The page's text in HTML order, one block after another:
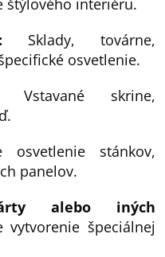
Sklady, továrne,
osvetlenie.
Vstavané skrine,
osvetlenie stánkov,
panelov.
alebo iných
vytvorenie špeciálnej